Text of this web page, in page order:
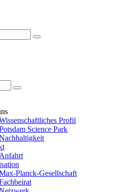
Profil
Science Park
Anfahrt
Planck-Gesellschaft